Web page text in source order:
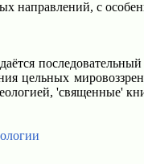
с
цельных
'священные'